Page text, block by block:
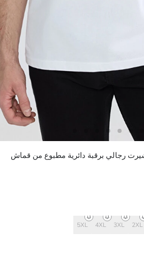
رجالي برقبة دائرية مطبوع من قماش
2XL
3XL
4XL
5XL